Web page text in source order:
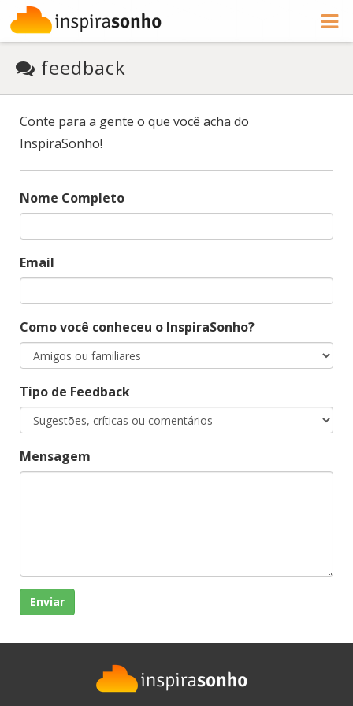
feedback
Conte para a gente o que você acha do
InspiraSonho!
Nome Completo
Email
Como você conheceu o InspiraSonho?
Tipo de Feedback
Mensagem
Enviar